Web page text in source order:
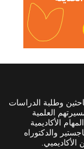
وطلبة الدراسات
العلمية
الأكاديمية
والدكتوراه